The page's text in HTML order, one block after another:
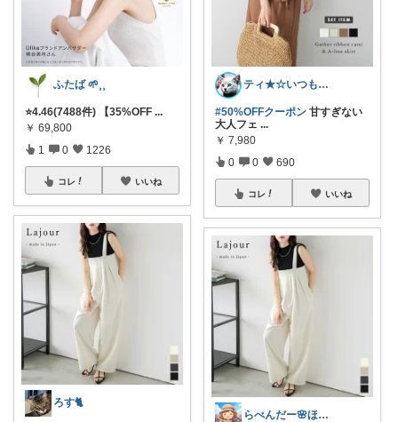
ふたば 🌱⸒⸒
⭐️4.46(7488件) 【35%OFF ...
￥ 69,800
1 0 1226
コレ いいね
ろす🐈
ティ★☆いつもありがとうございます♪☆★
#50%OFFクーポン 甘すぎない
大人フェ ...
￥ 7,980
0 0 690
コレ いいね
らべんだー🌸ほっと癒されるものを